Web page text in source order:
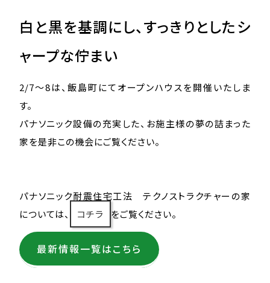
白と黒を基調にし、すっきりとしたシ
ャープな佇まい
2/7〜8は、飯島町にてオープンハウスを開催いたしま
す。
パナソニック設備の充実した、お施主様の夢の詰まった
家を是非この機会にご覧ください。
パナソニック耐震住宅工法 テクノストラクチャーの家
については、
コチラ をご覧ください。
最新情報一覧はこちら